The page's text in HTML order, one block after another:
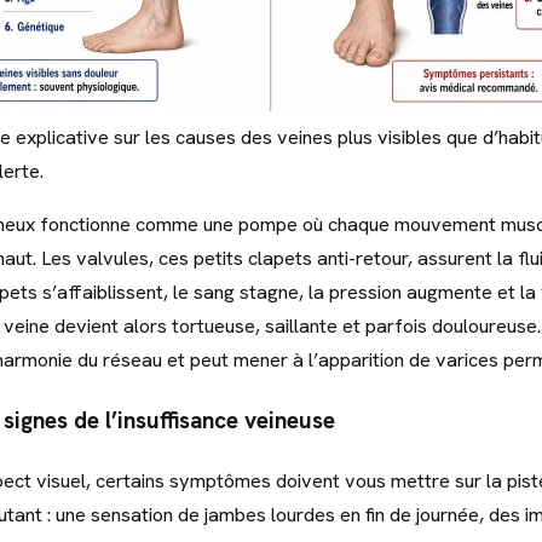
explicative sur les causes des veines plus visibles que
fonctionne comme une pompe où chaque mouvement
Les valvules, ces petits clapets anti-retour, assurent la
s’affaiblissent, le sang stagne, la pression augmente et
devient alors tortueuse, saillante et parfois
du réseau et peut mener à l’apparition de varices
de l’insuffisance veineuse
visuel, certains symptômes doivent vous mettre sur la
: une sensation de jambes lourdes en fin de journée, des